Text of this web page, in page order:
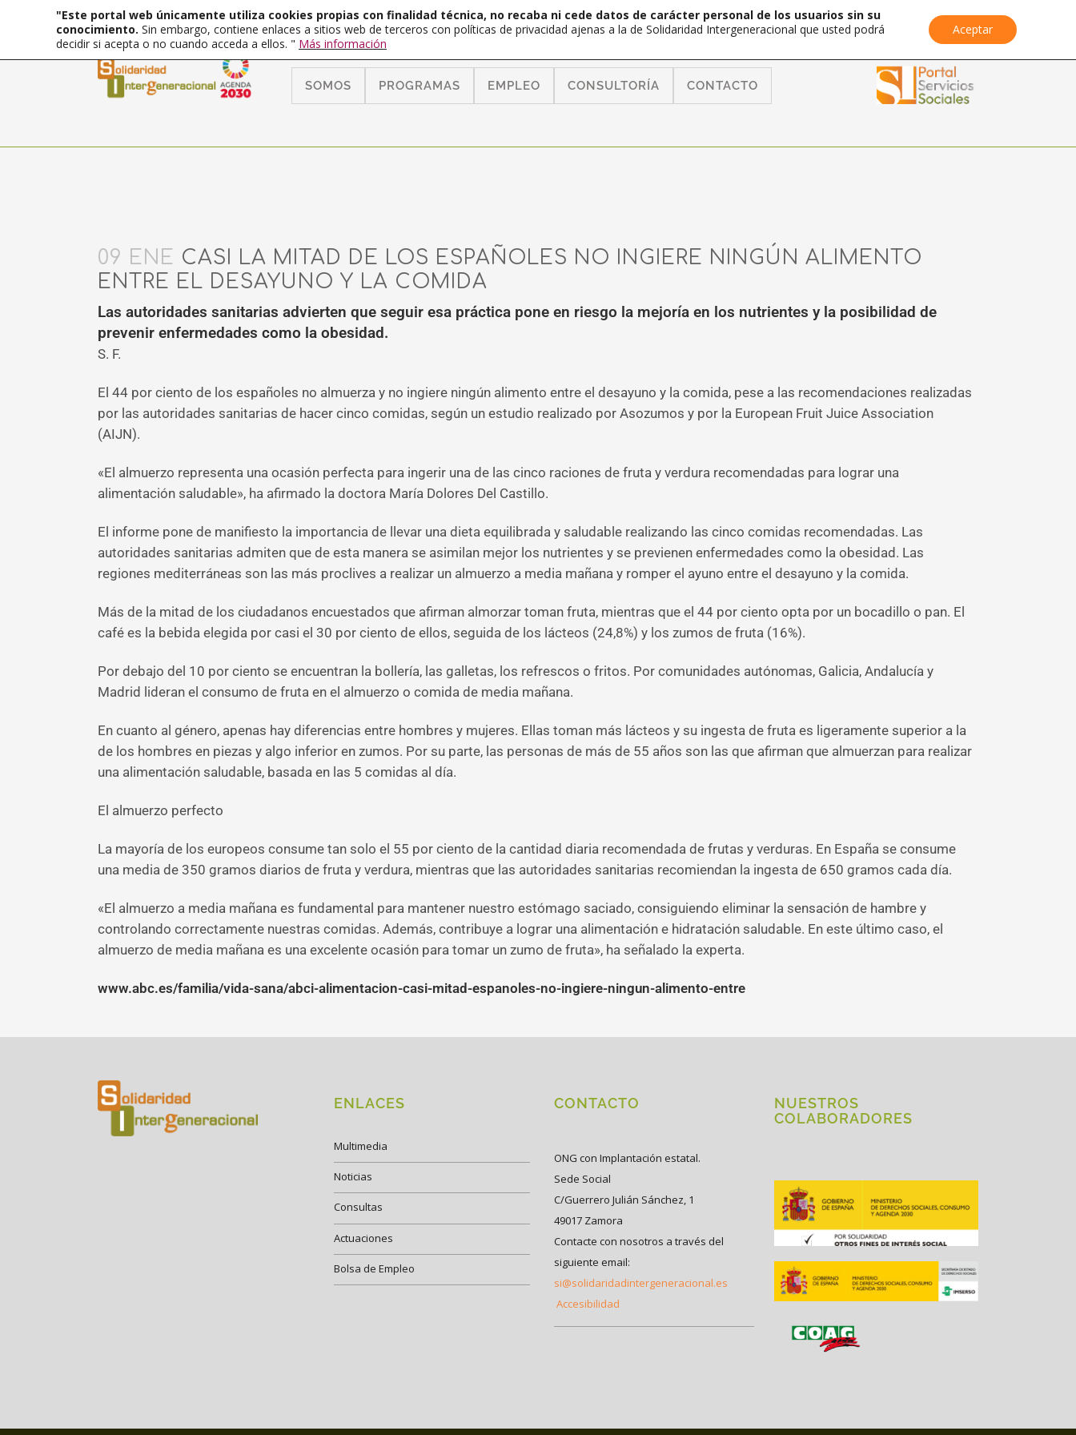
SOMOS PROGRAMAS EMPLEO CONSULTORÍA CONTACTO
09 ENE CASI LA MITAD DE LOS ESPAÑOLES NO INGIERE NINGÚN ALIMENTO
ENTRE EL DESAYUNO Y LA COMIDA
Las autoridades sanitarias advierten que seguir esa práctica pone en riesgo la mejoría en los nutrientes y la posibilidad de
prevenir enfermedades como la obesidad.
S. F.
El 44 por ciento de los españoles no almuerza y no ingiere ningún alimento entre el desayuno y la comida, pese a las recomendaciones realizadas
por las autoridades sanitarias de hacer cinco comidas, según un estudio realizado por Asozumos y por la European Fruit Juice Association
(AIJN).
«El almuerzo representa una ocasión perfecta para ingerir una de las cinco raciones de fruta y verdura recomendadas para lograr una
alimentación saludable», ha afirmado la doctora María Dolores Del Castillo.
El informe pone de manifiesto la importancia de llevar una dieta equilibrada y saludable realizando las cinco comidas recomendadas. Las
autoridades sanitarias admiten que de esta manera se asimilan mejor los nutrientes y se previenen enfermedades como la obesidad. Las
regiones mediterráneas son las más proclives a realizar un almuerzo a media mañana y romper el ayuno entre el desayuno y la comida.
Más de la mitad de los ciudadanos encuestados que afirman almorzar toman fruta, mientras que el 44 por ciento opta por un bocadillo o pan. El
café es la bebida elegida por casi el 30 por ciento de ellos, seguida de los lácteos (24,8%) y los zumos de fruta (16%).
Por debajo del 10 por ciento se encuentran la bollería, las galletas, los refrescos o fritos. Por comunidades autónomas, Galicia, Andalucía y
Madrid lideran el consumo de fruta en el almuerzo o comida de media mañana.
En cuanto al género, apenas hay diferencias entre hombres y mujeres. Ellas toman más lácteos y su ingesta de fruta es ligeramente superior a la
de los hombres en piezas y algo inferior en zumos. Por su parte, las personas de más de 55 años son las que afirman que almuerzan para realizar
una alimentación saludable, basada en las 5 comidas al día.
El almuerzo perfecto
La mayoría de los europeos consume tan solo el 55 por ciento de la cantidad diaria recomendada de frutas y verduras. En España se consume
una media de 350 gramos diarios de fruta y verdura, mientras que las autoridades sanitarias recomiendan la ingesta de 650 gramos cada día.
«El almuerzo a media mañana es fundamental para mantener nuestro estómago saciado, consiguiendo eliminar la sensación de hambre y
controlando correctamente nuestras comidas. Además, contribuye a lograr una alimentación e hidratación saludable. En este último caso, el
almuerzo de media mañana es una excelente ocasión para tomar un zumo de fruta», ha señalado la experta.
www.abc.es/familia/vida-sana/abci-alimentacion-casi-mitad-espanoles-no-ingiere-ningun-alimento-entre
ENLACES
Multimedia
Noticias
Consultas
Actuaciones
Bolsa de Empleo
CONTACTO
ONG con Implantación estatal.
Sede Social
C/Guerrero Julián Sánchez, 1
49017 Zamora
Contacte con nosotros a través del
siguiente email:
si@solidaridadintergeneracional.es
Accesibilidad
NUESTROS
COLABORADORES
"Este portal web únicamente utiliza cookies propias con finalidad técnica, no recaba ni cede datos de carácter personal de los usuarios sin su
conocimiento. Sin embargo, contiene enlaces a sitios web de terceros con políticas de privacidad ajenas a la de Solidaridad Intergeneracional que usted podrá
decidir si acepta o no cuando acceda a ellos. " Más información
Aceptar